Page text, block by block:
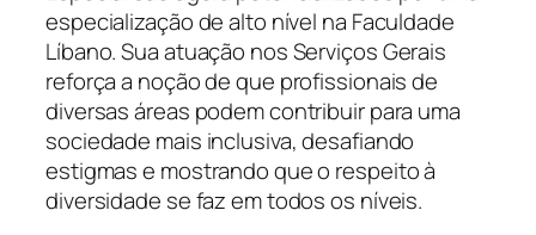
especialização de alto nível na Faculdade
Líbano. Sua atuação nos Serviços Gerais
reforça a noção de que profissionais de
diversas áreas podem contribuir para uma
sociedade mais inclusiva, desafiando
estigmas e mostrando que o respeito à
diversidade se faz em todos os níveis.